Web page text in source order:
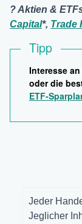
? Aktien &
Capital*, Trade
Tipp
Interesse
oder die
ETF-
Jeder
Jeglicher